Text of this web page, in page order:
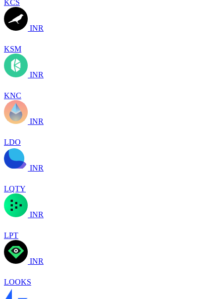
KCS
INR
KSM
INR
KNC
INR
LDO
INR
LQTY
INR
LPT
INR
LOOKS